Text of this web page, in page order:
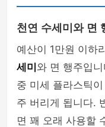
천연 수세미와 면
예산이 1만원 이하
세미 와 면 행주입
중 미세 플라스틱
주 버리게 됩니다.
면 꽤 오래 사용할